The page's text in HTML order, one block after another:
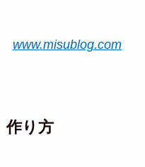
www.misublog.com
作り方